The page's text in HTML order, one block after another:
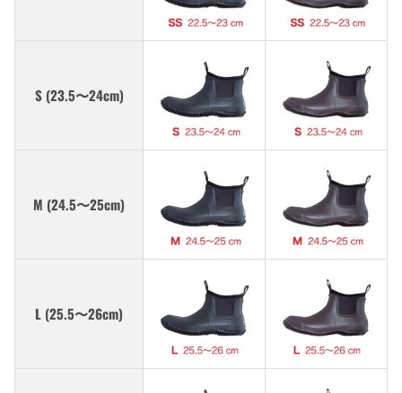
S (23.5〜24cm)
M (24.5〜25cm)
L (25.5〜26cm)